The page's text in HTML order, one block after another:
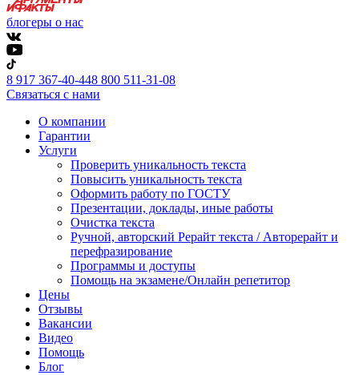
блогеры о нас
8 917 367-40-448 800 511-31-08
Связаться с нами
О компании
Гарантии
Услуги
Проверить уникальность текста
Повысить уникальность текста
Оформить работу по ГОСТУ
Презентации, доклады, иные работы
Очистка текста
Ручной, авторский Рерайт текста / Авторерайт и
перефразирование
Программы и доступы
Помощь на экзамене/Онлайн репетитор
Цены
Отзывы
Вакансии
Видео
Помощь
Блог